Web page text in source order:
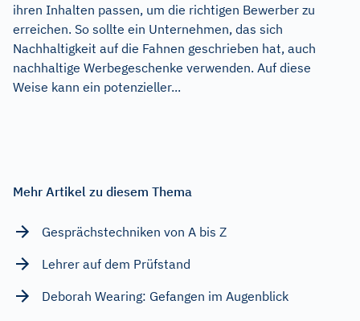
ihren Inhalten passen, um die richtigen Bewerber zu
erreichen. So sollte ein Unternehmen, das sich
Nachhaltigkeit auf die Fahnen geschrieben hat, auch
nachhaltige Werbegeschenke verwenden. Auf diese
Weise kann ein potenzieller...
Mehr Artikel zu diesem Thema
Gesprächstechniken von A bis Z
Lehrer auf dem Prüfstand
Deborah Wearing: Gefangen im Augenblick